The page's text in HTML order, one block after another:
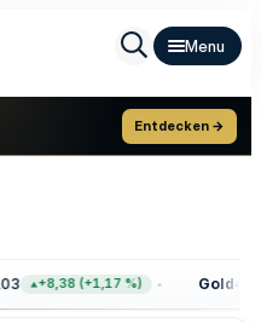
Entdecken →
+8,38 (+1,17 %) Gold